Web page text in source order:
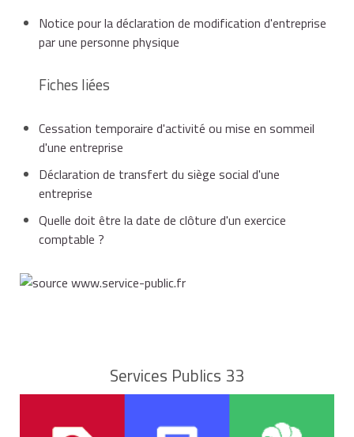
Notice pour la déclaration de modification d'entreprise
par une personne physique
Fiches liées
Cessation temporaire d'activité ou mise en sommeil
d'une entreprise
Déclaration de transfert du siège social d'une
entreprise
Quelle doit être la date de clôture d'un exercice
comptable ?
Services Publics 33